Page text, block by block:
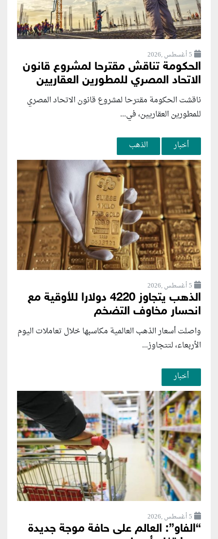
5 أغسطس ,2026
الحكومة تناقش مقترحا لمشروع قانون
الاتحاد المصري للمطورين العقاريين
ناقشت الحكومة مقترحا لمشروع قانون الاتحاد المصري
للمطورين العقاريين، في...
أخبار الذهب
5 أغسطس ,2026
الذهب يتجاوز 4220 دولارا للأوقية مع
انحسار مخاوف التضخم
واصلت أسعار الذهب العالمية مكاسبها خلال تعاملات اليوم
الأربعاء، لتتجاوز...
أخبار
5 أغسطس ,2026
“الفاو”: العالم على حافة موجة جديدة